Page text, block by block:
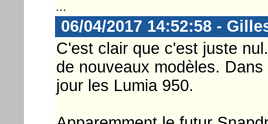
...
06/04/2017 14:52:58 -
C'est clair que c'est juste
de nouveaux modèles.
jour les Lumia 950.